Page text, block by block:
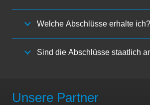
Welche Abschlüsse erhalte ich?
Sind die Abschlüsse staatlich
Unsere Partner